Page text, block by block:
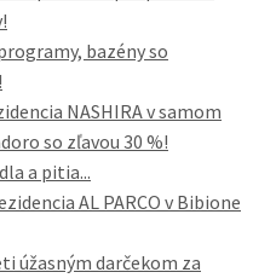
bazény so
NASHIRA v samom
so zľavou 30 %!
a pitia...
AL PARCO v Bibione
úžasným darčekom za